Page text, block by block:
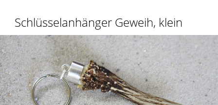
Schlüsselanhänger Geweih, klein